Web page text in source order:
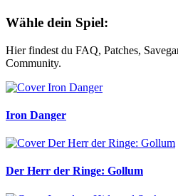
Wähle dein Spiel:
Hier findest du FAQ, Patches,
Community.
Iron Danger
Der Herr der Ringe: Gollum